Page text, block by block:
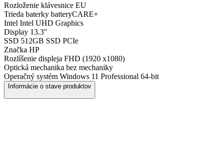
Rozloženie klávesnice EU
Trieda baterky batteryCARE+
Intel Intel UHD Graphics
Display 13.3"
SSD 512GB SSD PCIe
Značka HP
Rozlíšenie displeja FHD (1920 x1080)
Optická mechanika bez mechaniky
Operačný systém Windows 11 Professional 64-bit
Informácie o stave produktov